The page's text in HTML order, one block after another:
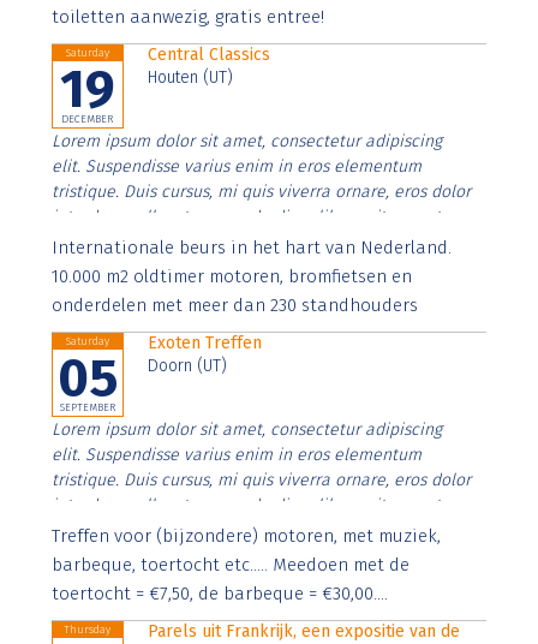
toiletten aanwezig, gratis entree!
Saturday
19
DECEMBER
Central Classics
Houten (UT)
Lorem ipsum dolor sit amet, consectetur adipiscing
elit. Suspendisse varius enim in eros elementum
tristique. Duis cursus, mi quis viverra ornare, eros dolor
interdum nulla, ut commodo diam libero vitae erat.
Aenean faucibus nibh et justo cursus id rutrum lorem
imperdiet. Nunc ut sem vitae risus tristique posuere.
Internationale beurs in het hart van Nederland.
10.000 m2 oldtimer motoren, bromfietsen en
onderdelen met meer dan 230 standhouders
Saturday
05
SEPTEMBER
Exoten Treffen
Doorn (UT)
Lorem ipsum dolor sit amet, consectetur adipiscing
elit. Suspendisse varius enim in eros elementum
tristique. Duis cursus, mi quis viverra ornare, eros dolor
interdum nulla, ut commodo diam libero vitae erat.
Aenean faucibus nibh et justo cursus id rutrum lorem
imperdiet. Nunc ut sem vitae risus tristique posuere.
Treffen voor (bijzondere) motoren, met muziek,
barbeque, toertocht etc..... Meedoen met de
toertocht = €7,50, de barbeque = €30,00....
Thursday
Parels uit Frankrijk, een expositie van de